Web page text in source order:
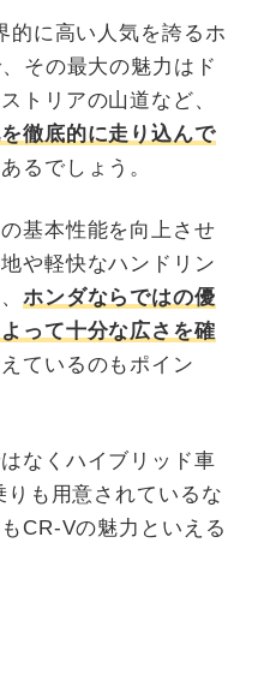
的に高い人気を誇るホ
その最大の魅力はド
トリアの山道など、
徹底的に走り込んで
るでしょう。
基本性能を向上させ
や軽快なハンドリン
ホンダならではの優
って十分な広さを確
ているのもポイン
なくハイブリッド車
も用意されているな
CR-Vの魅力といえる